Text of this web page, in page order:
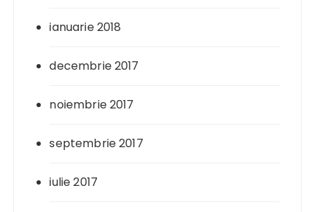
ianuarie 2018
decembrie 2017
noiembrie 2017
septembrie 2017
iulie 2017